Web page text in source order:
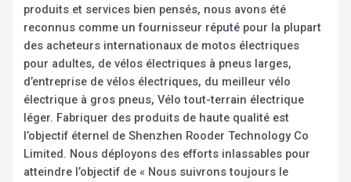
produits et services bien pensés, nous avons été
reconnus comme un fournisseur réputé pour la plupart
des acheteurs internationaux de motos électriques
pour adultes, de vélos électriques à pneus larges,
d’entreprise de vélos électriques, du meilleur vélo
électrique à gros pneus, Vélo tout-terrain électrique
léger. Fabriquer des produits de haute qualité est
l’objectif éternel de Shenzhen Rooder Technology Co
Limited. Nous déployons des efforts inlassables pour
atteindre l’objectif de « Nous suivrons toujours le